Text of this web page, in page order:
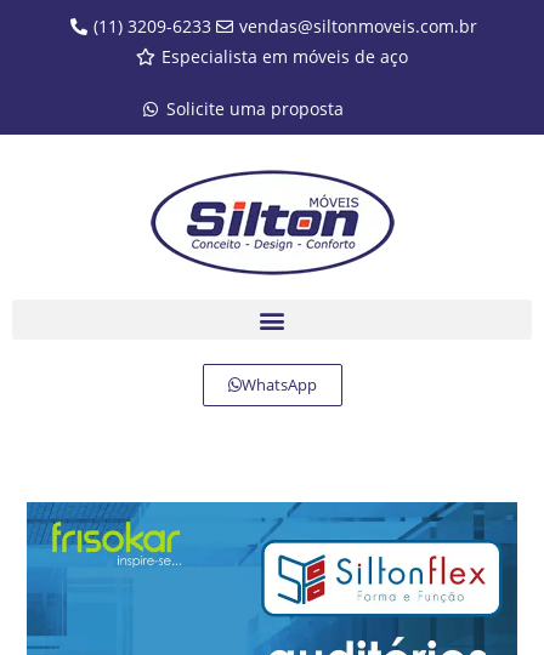
(11) 3209-6233
vendas@siltonmoveis.com.br
Especialista em móveis de aço
Solicite uma proposta
WhatsApp